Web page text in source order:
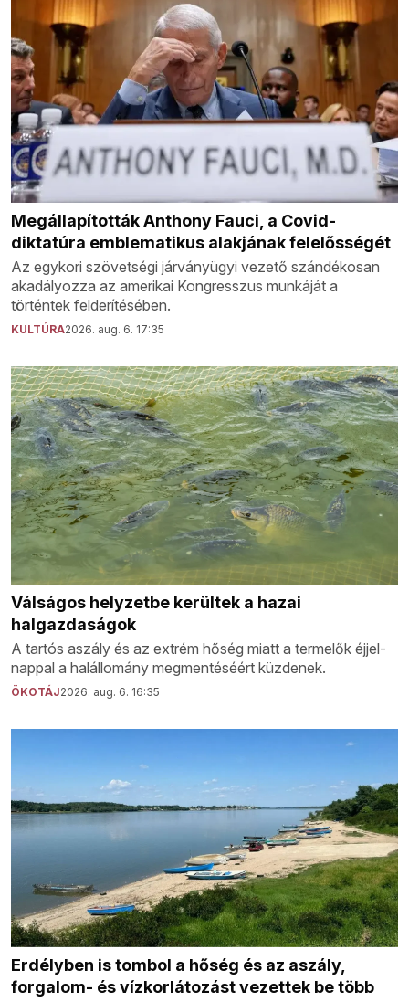
Megállapították Anthony Fauci, a Covid-
diktatúra emblematikus alakjának felelősségét
Az egykori szövetségi járványügyi vezető szándékosan
akadályozza az amerikai Kongresszus munkáját a
történtek felderítésében.
KULTÚRA2026. aug. 6. 17:35
Válságos helyzetbe kerültek a hazai
halgazdaságok
A tartós aszály és az extrém hőség miatt a termelők éjjel-
nappal a halállomány megmentéséért küzdenek.
ÖKOTÁJ2026. aug. 6. 16:35
Erdélyben is tombol a hőség és az aszály,
forgalom- és vízkorlátozást vezettek be több